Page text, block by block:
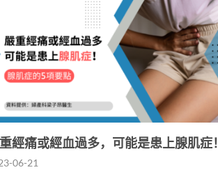
經痛或經血過多，可能是患上腺肌症！
06-21